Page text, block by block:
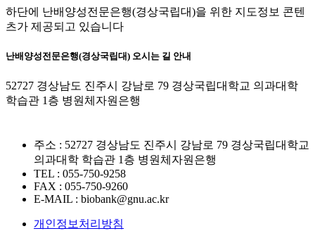
하단에 난배양성전문은행(경상국립대)을 위한 지도정보 콘텐
츠가 제공되고 있습니다
난배양성전문은행(경상국립대) 오시는 길 안내
52727 경상남도 진주시 강남로 79 경상국립대학교 의과대학
학습관 1층 병원체자원은행
주소 : 52727 경상남도 진주시 강남로 79 경상국립대학교
의과대학 학습관 1층 병원체자원은행
TEL : 055-750-9258
FAX : 055-750-9260
E-MAIL : biobank@gnu.ac.kr
개인정보처리방침